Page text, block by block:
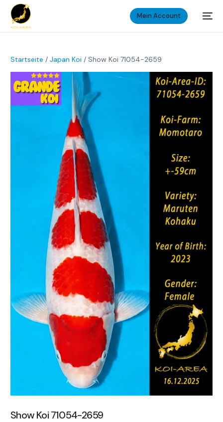
Mein Account
Startseite /Japan Koi / Show Koi 71054-2659
Show Koi 71054-2659